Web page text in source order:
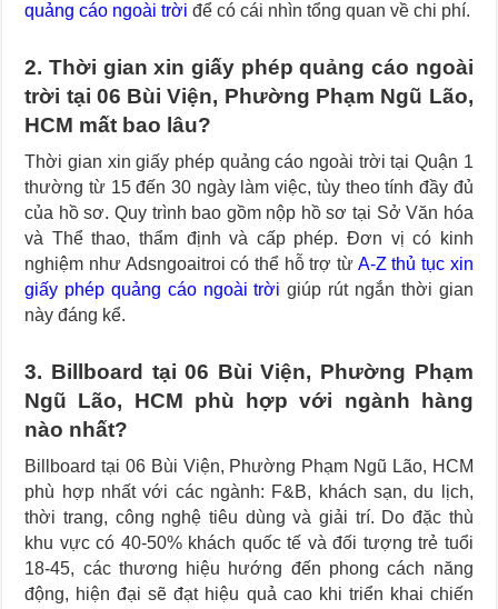
quảng cáo ngoài trời để có cái nhìn tổng quan về chi phí.
2. Thời gian xin giấy phép quảng cáo ngoài
trời tại 06 Bùi Viện, Phường Phạm Ngũ Lão,
HCM mất bao lâu?
Thời gian xin giấy phép quảng cáo ngoài trời tại Quận 1
thường từ 15 đến 30 ngày làm việc, tùy theo tính đầy đủ
của hồ sơ. Quy trình bao gồm nộp hồ sơ tại Sở Văn hóa
và Thể thao, thẩm định và cấp phép. Đơn vị có kinh
nghiệm như Adsngoaitroi có thể hỗ trợ từ A-Z thủ tục xin
giấy phép quảng cáo ngoài trời giúp rút ngắn thời gian
này đáng kể.
3. Billboard tại 06 Bùi Viện, Phường Phạm
Ngũ Lão, HCM phù hợp với ngành hàng
nào nhất?
Billboard tại 06 Bùi Viện, Phường Phạm Ngũ Lão, HCM
phù hợp nhất với các ngành: F&B, khách sạn, du lịch,
thời trang, công nghệ tiêu dùng và giải trí. Do đặc thù
khu vực có 40-50% khách quốc tế và đối tượng trẻ tuổi
18-45, các thương hiệu hướng đến phong cách năng
động, hiện đại sẽ đạt hiệu quả cao khi triển khai chiến